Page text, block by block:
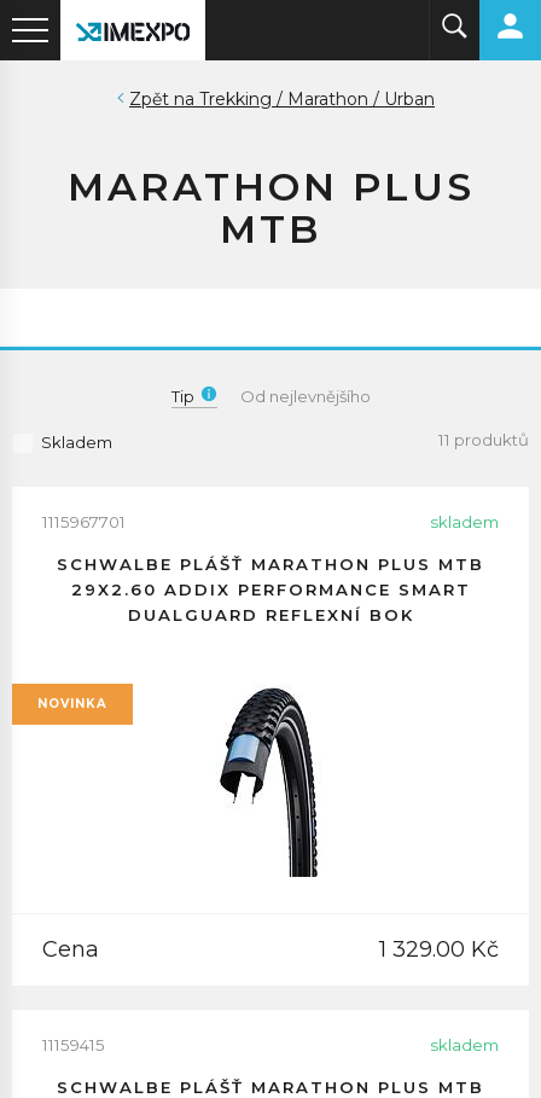
Trekking / Marathon / Urban
MARATHON PLUS
MTB
Tip Od nejlevnějšího
Skladem 11 produktů
1115967701 skladem
SCHWALBE PLÁŠŤ MARATHON PLUS MTB
29X2.60 ADDIX PERFORMANCE SMART
DUALGUARD REFLEXNÍ BOK
NOVINKA
Cena 1 329.00 Kč
11159415 skladem
SCHWALBE PLÁŠŤ MARATHON PLUS MTB